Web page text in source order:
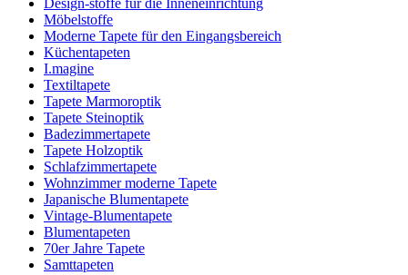
Design-stoffe für die Inneneinrichtung
Möbelstoffe
Moderne Tapete für den Eingangsbereich
Küchentapeten
I.magine
Textiltapete
Tapete Marmoroptik
Tapete Steinoptik
Badezimmertapete
Tapete Holzoptik
Schlafzimmertapete
Wohnzimmer moderne Tapete
Japanische Blumentapete
Vintage-Blumentapete
Blumentapeten
70er Jahre Tapete
Samttapeten